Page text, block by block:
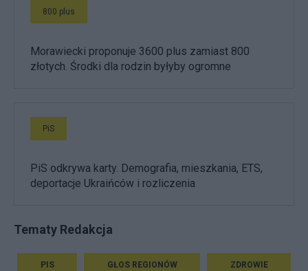
800 plus
Morawiecki proponuje 3600 plus zamiast 800
złotych. Środki dla rodzin byłyby ogromne
PiS
PiS odkrywa karty. Demografia, mieszkania, ETS,
deportacje Ukraińców i rozliczenia
Tematy Redakcja
PIS GŁOS REGIONÓW ZDROWIE